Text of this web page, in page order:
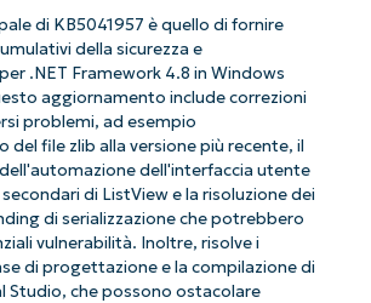
di KB5041957 è quello di fornire
della sicurezza e
.NET Framework 4.8 in Windows
aggiornamento include correzioni
problemi, ad esempio
del file zlib alla versione più recente, il
dell'interfaccia utente
di ListView e la risoluzione dei
di serializzazione che potrebbero
vulnerabilità. Inoltre, risolve i
di progettazione e la compilazione di
Studio, che possono ostacolare